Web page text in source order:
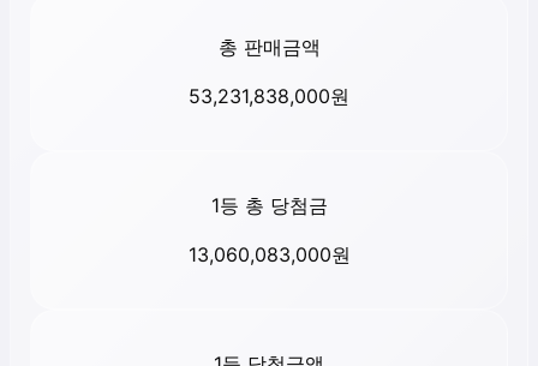
총 판매금액
53,231,838,000원
1등 총 당첨금
13,060,083,000원